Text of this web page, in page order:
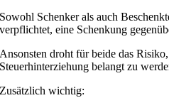
Sowohl Schenker als auch
verpflichtet, eine Schenkung
Ansonsten droht für beide das
Steuerhinterziehung belangt zu
Zusätzlich wichtig: